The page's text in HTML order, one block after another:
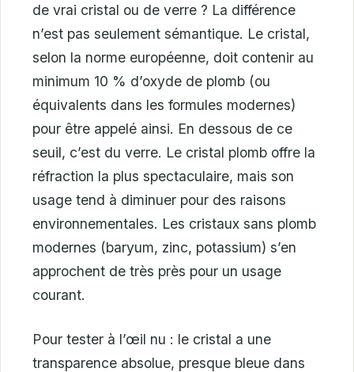
de vrai cristal ou de verre ? La différence
n’est pas seulement sémantique. Le cristal,
selon la norme européenne, doit contenir au
minimum 10 % d’oxyde de plomb (ou
équivalents dans les formules modernes)
pour être appelé ainsi. En dessous de ce
seuil, c’est du verre. Le cristal plomb offre la
réfraction la plus spectaculaire, mais son
usage tend à diminuer pour des raisons
environnementales. Les cristaux sans plomb
modernes (baryum, zinc, potassium) s’en
approchent de très près pour un usage
courant.
Pour tester à l’œil nu : le cristal a une
transparence absolue, presque bleue dans